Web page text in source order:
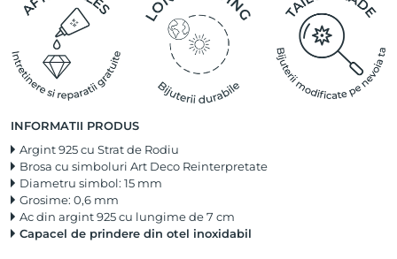
INFORMATII PRODUS
Argint 925 cu Strat de Rodiu
Brosa cu simboluri Art Deco Reinterpretate
Diametru simbol: 15 mm
Grosime: 0,6 mm
Ac din argint 925 cu lungime de 7 cm
Capacel de prindere din otel inoxidabil